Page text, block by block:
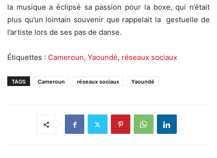
la musique a éclipsé sa passion pour la boxe, qui n’était
plus qu’un lointain souvenir que rappelait la gestuelle de
l’artiste lors de ses pas de danse.
Étiquettes : Cameroun, Yaoundé, réseaux sociaux
TAGS Cameroun réseaux sociaux Yaoundé